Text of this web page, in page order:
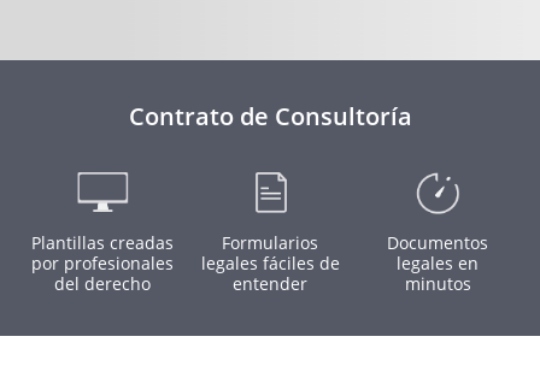
Contrato de Consultoría
Plantillas creadas
por profesionales
del derecho
Formularios
legales fáciles de
entender
Documentos
legales en
minutos